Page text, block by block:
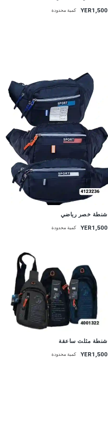
YER1,500 كمية محدودة
شنطة خصر رياضي
YER1,500 كمية محدودة
شنطة مثلث ساعقة
YER1,500 كمية محدودة